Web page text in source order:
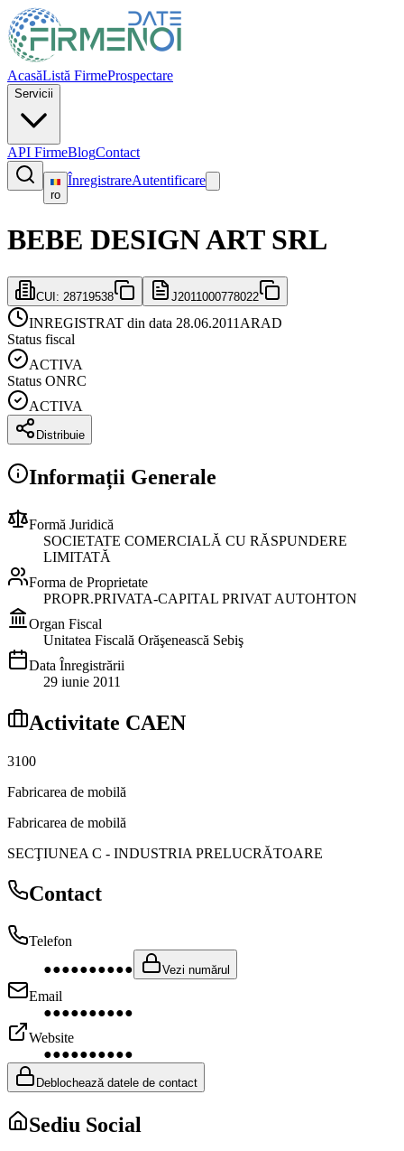
AcasăListă FirmeProspectare
Servicii
API FirmeBlogContact
ro
ÎnregistrareAutentificare
BEBE DESIGN ART SRL
CUI: 28719538 J2011000778022
INREGISTRAT din data 28.06.2011 ARAD
Status fiscal
ACTIVA
Status ONRC
ACTIVA
Distribuie
Informații Generale
Formă Juridică
SOCIETATE COMERCIALĂ CU RĂSPUNDERE
LIMITATĂ
Forma de Proprietate
PROPR.PRIVATA-CAPITAL PRIVAT AUTOHTON
Organ Fiscal
Unitatea Fiscală Orăşenească Sebiş
Data Înregistrării
29 iunie 2011
Activitate CAEN
3100
Fabricarea de mobilă
Fabricarea de mobilă
SECŢIUNEA C - INDUSTRIA PRELUCRĂTOARE
Contact
Telefon
●●●●●●●●●●
Vezi numărul
Email
●●●●●●●●●●
Website
●●●●●●●●●●
Deblochează datele de contact
Sediu Social